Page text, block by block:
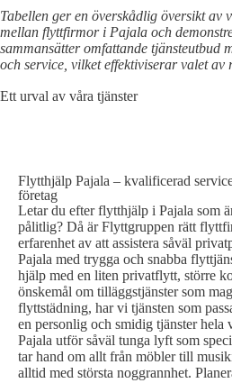
Tabellen ger en överskådlig översikt av
mellan flyttfirmor i Pajala och
sammansätter omfattande tjänsteutbud
och service, vilket effektiviserar valet
Ett urval av våra tjänster
Flytthjälp Pajala – kvalificerad
företag
Letar du efter flytthjälp i Pajala som
pålitlig? Då är Flyttgruppen rätt
erfarenhet av att assistera såväl
Pajala med trygga och snabba
hjälp med en liten privatflytt, större
önskemål om tilläggstjänster som
flyttstädning, har vi tjänsten som
en personlig och smidig tjänster
Pajala utför såväl tunga lyft som
tar hand om allt från möbler till
alltid med största noggrannhet.